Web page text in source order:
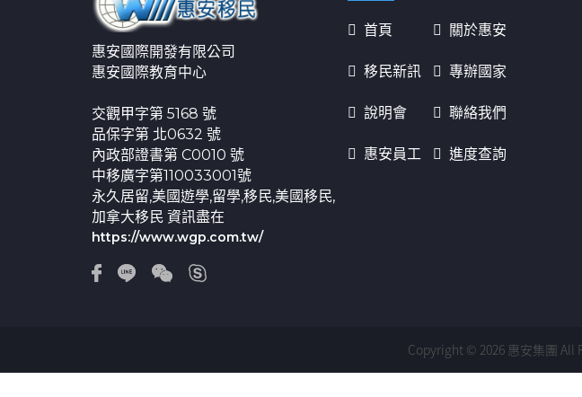
惠安國際開發有限公司
惠安國際教育中心
交觀甲字第 5168 號
品保字第 北0632 號
內政部證書第 C0010 號
中移廣字第110033001號
永久居留,美國遊學,留學,移民,美國移民,
加拿大移民 資訊盡在
https://www.wgp.com.tw/
首頁
移民新訊
說明會
惠安員工
關於惠安
專辦國家
聯絡我們
進度查詢
Copyright © 2026 惠安集團 All